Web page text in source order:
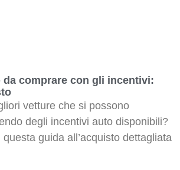
comprare con gli incentivi:
vetture che si possono
degli incentivi auto disponibili?
guida all’acquisto dettagliata